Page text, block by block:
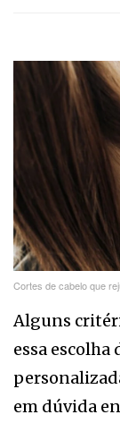
Cortes de cabelo que
Alguns
essa escolha
em dúvida